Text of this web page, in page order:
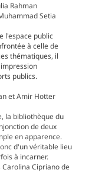
Rahman
Setia
l'espace public
à celle de
thématiques, il
publics.
et Amir Hotter
la bibliothèque du
de deux
en apparence.
d'un véritable lieu
à incarner.
Cipriano de